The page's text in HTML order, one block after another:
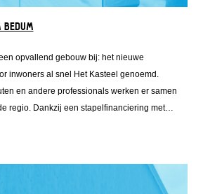
BEDUM
opvallend gebouw bij: het nieuwe
inwoners al snel Het Kasteel genoemd.
en andere professionals werken er samen
regio. Dankzij een stapelfinanciering met